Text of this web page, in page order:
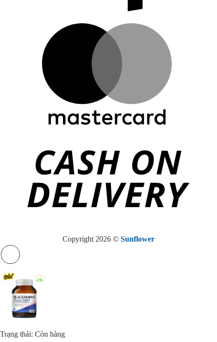
Copyright 2026 © Sunflower
Trạng thái: Còn hàng